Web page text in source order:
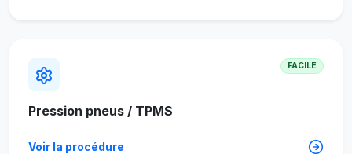
FACILE
Pression pneus / TPMS
Voir la procédure